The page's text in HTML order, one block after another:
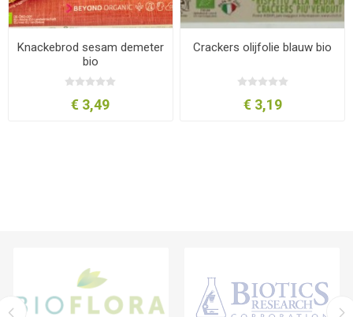
Knackebrod sesam demeter
bio
€ 3,49
Crackers olijfolie blauw bio
€ 3,19